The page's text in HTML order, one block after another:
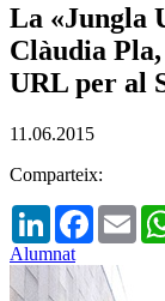
La «Jungla
Clàudia
URL per al
11.06.2015
Comparteix:
LinkedIn
Alumnat